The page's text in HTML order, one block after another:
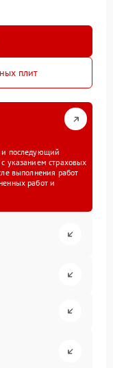
плит
и последующий
указанием страховых
выполнения работ
работ и